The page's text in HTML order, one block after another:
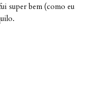
super bem (como eu